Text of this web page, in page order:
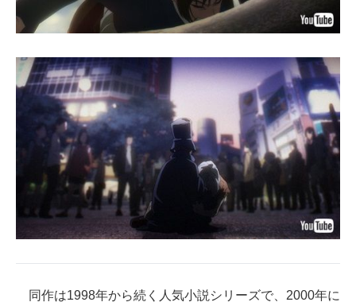
同作は1998年から続く人気小説シリーズで、2000年に